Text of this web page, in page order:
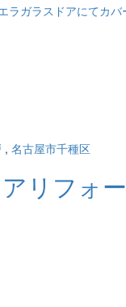
, 名古屋市千種区
リフォー